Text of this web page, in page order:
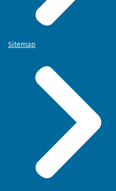
Sitemap